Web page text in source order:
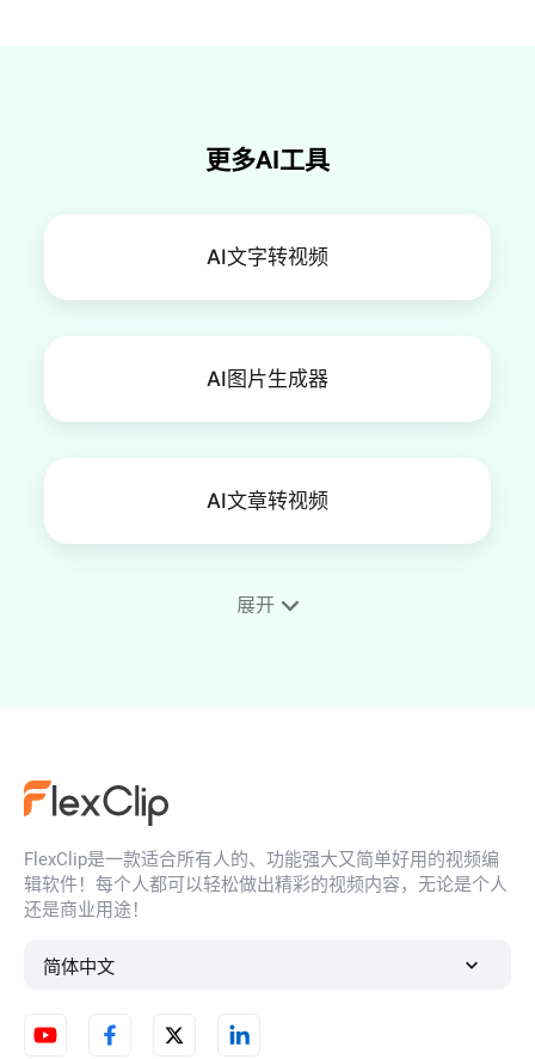
更多AI工具
AI文字转视频
AI图片生成器
AI文章转视频
AI Logo动画制作
展开
FlexClip是一款适合所有人的、功能强大又简单好用的视频编
辑软件！每个人都可以轻松做出精彩的视频内容，无论是个人
还是商业用途！
简体中文